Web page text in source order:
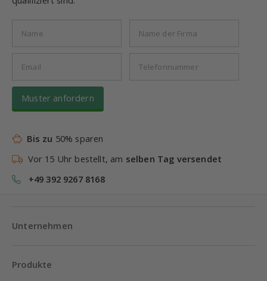
Muster anfordern
Bis zu 50% sparen
Vor 15 Uhr bestellt, am selben Tag versendet
+49 392 9267 8168
Unternehmen
Produkte